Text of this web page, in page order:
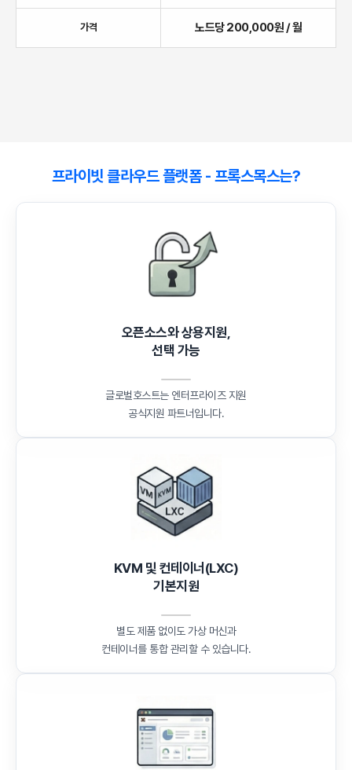
가격 노드당 200,000원 / 월
프라이빗 클라우드 플랫폼 - 프록스목스는?
오픈소스와 상용지원,
선택 가능
글로벌호스트는 엔터프라이즈 지원
공식지원 파트너입니다.
KVM 및 컨테이너(LXC)
기본지원
별도 제품 없이도 가상 머신과
컨테이너를 통합 관리할 수 있습니다.